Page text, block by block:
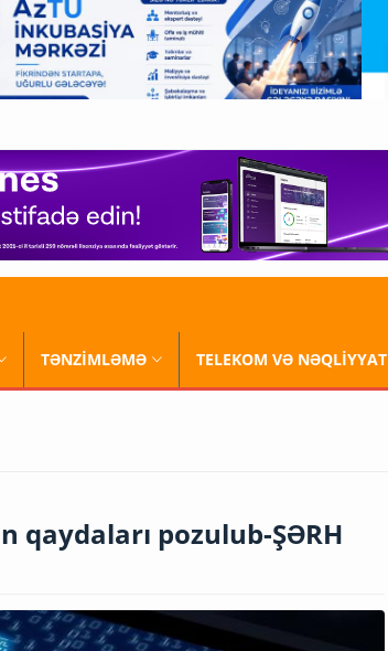
TƏNZİMLƏMƏ TELEKOM VƏ NƏQLİYYAT
pozulub-ŞƏRH